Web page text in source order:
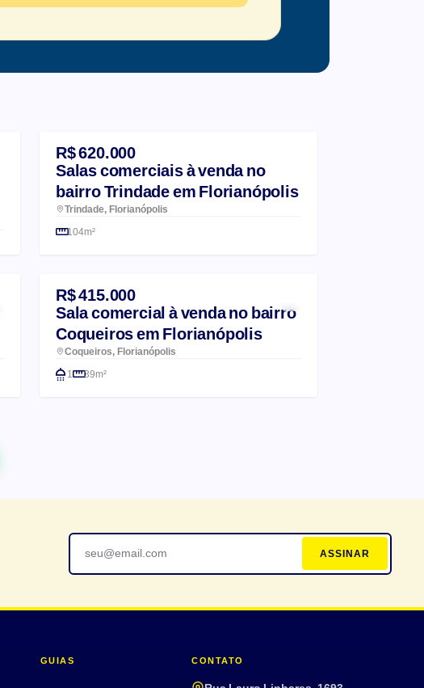
R$ 620.000
Salas comerciais à venda no
bairro Trindade em Florianópolis
Trindade, Florianópolis
104m²
R$ 415.000
Sala comercial à venda no bairro
Coqueiros em Florianópolis
Coqueiros, Florianópolis
1
39m²
ASSINAR
GUIAS CONTATO